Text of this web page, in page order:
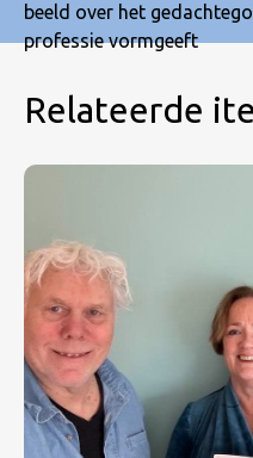
beeld over het
professie vormgeeft
Relateerde